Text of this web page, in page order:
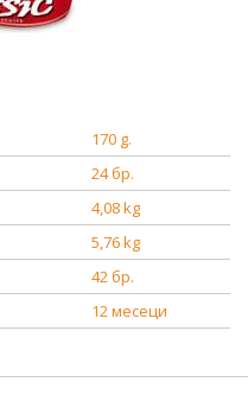
170 g.
24 бр.
4,08 kg
5,76 kg
42 бр.
12 месеци